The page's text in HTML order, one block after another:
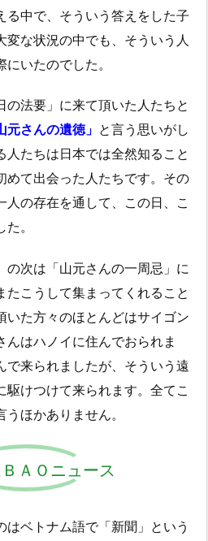
る中で、そういう答えをした子
な状況の中でも、そういう人
いたのでした。
の法要」に来て頂いた人たちと
元さんの遺徳」 と言う思いがし
たちは日本では全然知ること
めて出会った人たちです。その
人の存在を通して、この日、こ
。
の次は「山元さんの一周忌」に
たこうして集まってくれること
いた方々のほとんどはサイゴン
はハノイに住んでおられま
で来られましたが、そういう遠
駆けつけて来られます。全てこ
ほかありません。
ＡＯニュース
はベトナム語で「新聞」という